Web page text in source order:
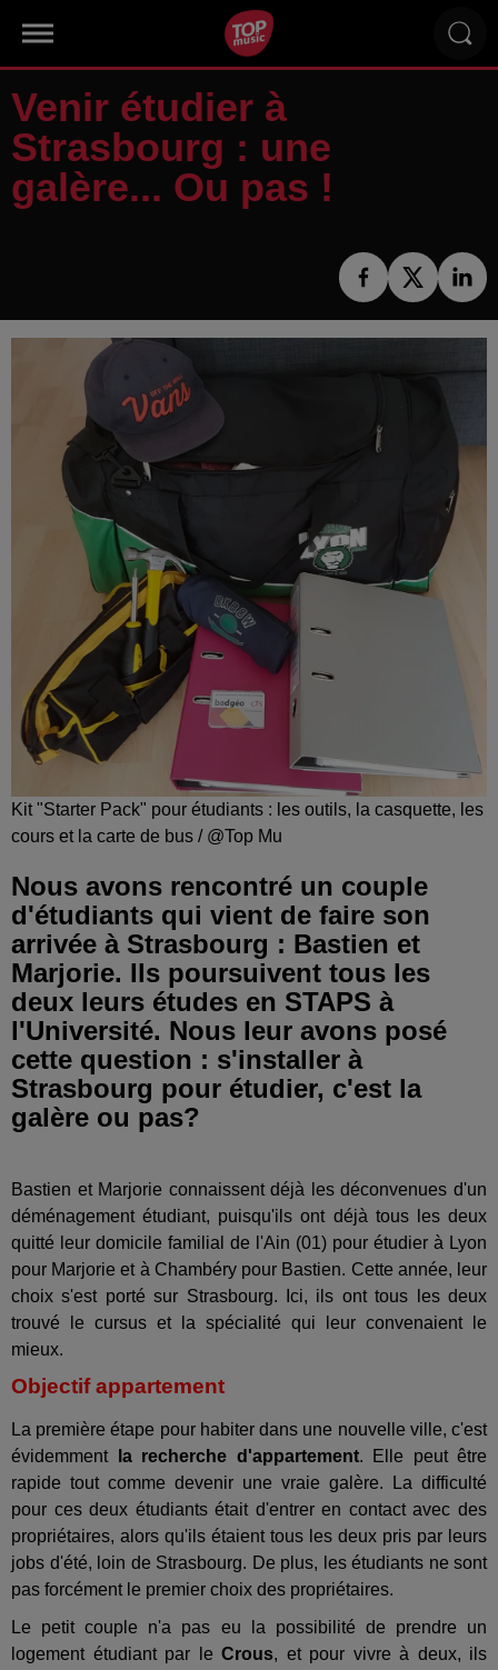
Venir étudier à
Strasbourg : une
galère... Ou pas !
Kit "Starter Pack" pour étudiants : les outils, la casquette, les
cours et la carte de bus / @Top Mu
Nous avons rencontré un couple
d'étudiants qui vient de faire son
arrivée à Strasbourg : Bastien et
Marjorie. Ils poursuivent tous les
deux leurs études en STAPS à
l'Université. Nous leur avons posé
cette question : s'installer à
Strasbourg pour étudier, c'est la
galère ou pas?
Bastien et Marjorie connaissent déjà les déconvenues d'un
déménagement étudiant, puisqu'ils ont déjà tous les deux
quitté leur domicile familial de l'Ain (01) pour étudier à Lyon
pour Marjorie et à Chambéry pour Bastien. Cette année, leur
choix s'est porté sur Strasbourg. Ici, ils ont tous les deux
trouvé le cursus et la spécialité qui leur convenaient le
mieux.
Objectif appartement
La première étape pour habiter dans une nouvelle ville, c'est
évidemment
la recherche d'appartement. Elle peut être
rapide tout comme devenir une vraie galère. La difficulté
pour ces deux étudiants était d'entrer en contact avec des
propriétaires, alors qu'ils étaient tous les deux pris par leurs
jobs d'été, loin de Strasbourg. De plus, les étudiants ne sont
pas forcément le premier choix des propriétaires.
Le petit couple n'a pas eu la possibilité de prendre un
logement étudiant par le Crous, et pour vivre à deux, ils